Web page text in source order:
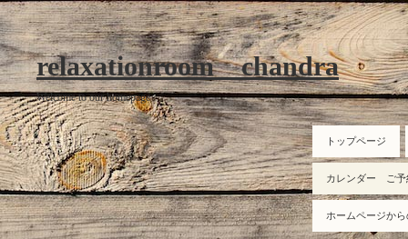
relaxationroom chandra
Welcome to our homepage
トップページ
カレンダー ご予
ホームページか